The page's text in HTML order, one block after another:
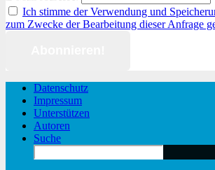
Ich stimme der Verwendung und
zum Zwecke der Bearbeitung dieser Anfrage
Datenschutz
Impressum
Unterstützen
Autoren
Suche
Search
for: